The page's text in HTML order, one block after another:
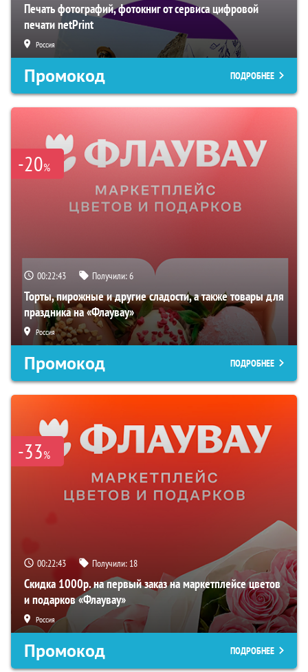
Печать фотографий, фотокниг от сервиса цифровой
печати netPrint
Россия
Промокод ПОДРОБНЕЕ
-20%
00:22:42 Получили:6
Торты, пирожные и другие сладости, а также товары для
праздника на «Флаувау»
Россия
Промокод ПОДРОБНЕЕ
-33%
00:22:42 Получили: 18
Скидка 1000р. на первый заказ на маркетплейсе цветов
и подарков «Флаувау»
Россия
Промокод ПОДРОБНЕЕ